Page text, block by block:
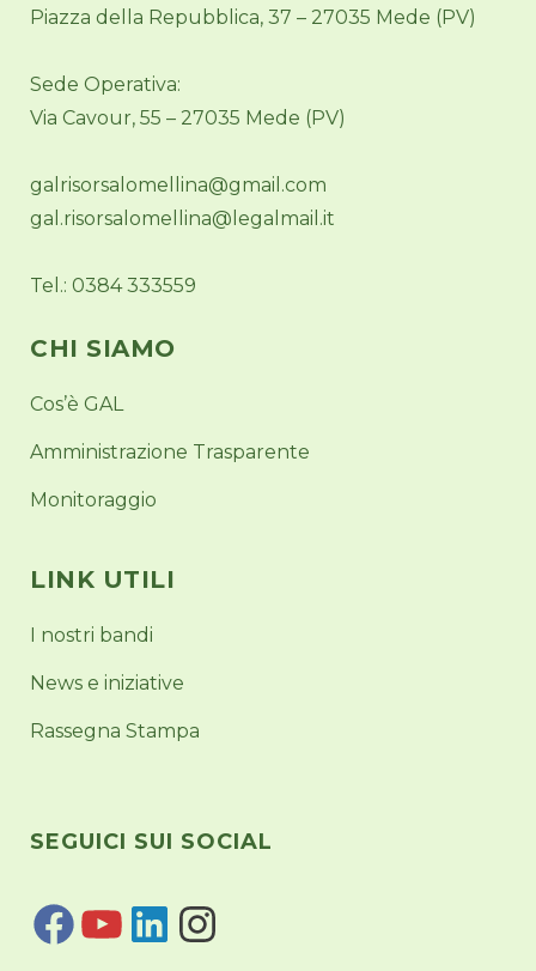
Piazza della Repubblica, 37 – 27035 Mede (PV)
Sede Operativa:
Via Cavour, 55 – 27035 Mede (PV)
galrisorsalomellina@gmail.com
gal.risorsalomellina@legalmail.it
Tel.: 0384 333559
CHI SIAMO
Cos’è GAL
Amministrazione Trasparente
Monitoraggio
LINK UTILI
I nostri bandi
News e iniziative
Rassegna Stampa
SEGUICI SUI SOCIAL